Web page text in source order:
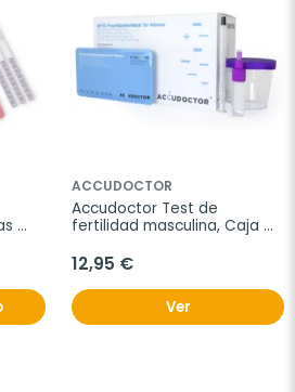
ACCUDOCTOR
Accudoctor Test de
fertilidad masculina, Caja
12,95 €
Ver